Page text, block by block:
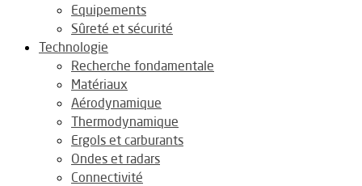
Equipements
Sûreté et sécurité
Technologie
Recherche fondamentale
Matériaux
Aérodynamique
Thermodynamique
Ergols et carburants
Ondes et radars
Connectivité